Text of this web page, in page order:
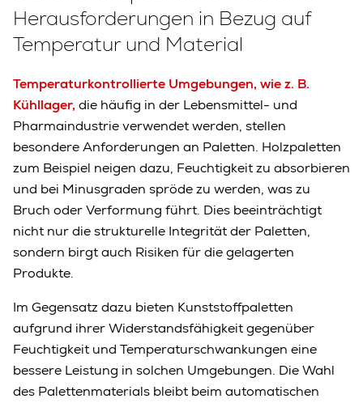
Herausforderungen in Bezug auf
Temperatur und Material
Temperaturkontrollierte Umgebungen, wie z. B.
Kühllager, die häufig in der Lebensmittel- und
Pharmaindustrie verwendet werden, stellen
besondere Anforderungen an Paletten. Holzpaletten
zum Beispiel neigen dazu, Feuchtigkeit zu absorbieren
und bei Minusgraden spröde zu werden, was zu
Bruch oder Verformung führt. Dies beeinträchtigt
nicht nur die strukturelle Integrität der Paletten,
sondern birgt auch Risiken für die gelagerten
Produkte.
Im Gegensatz dazu bieten Kunststoffpaletten
aufgrund ihrer Widerstandsfähigkeit gegenüber
Feuchtigkeit und Temperaturschwankungen eine
bessere Leistung in solchen Umgebungen. Die Wahl
des Palettenmaterials bleibt beim automatischen